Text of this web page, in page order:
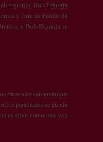
Esponja, Bob Esponja
y lista de Fondo de
y Bob Esponja se
caracoles son análogos
personajes se puede
sirve como una voz